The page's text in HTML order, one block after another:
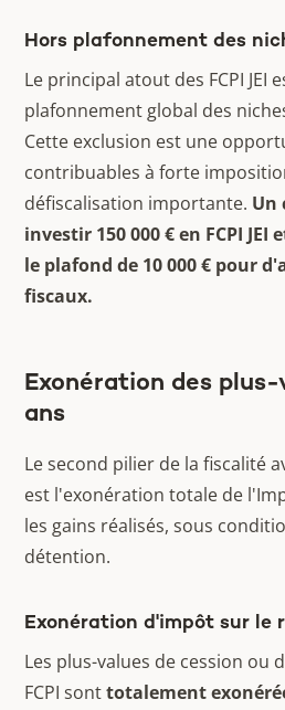
Hors plafonnement des
Le principal atout des FCPI JEI
plafonnement global des
Cette exclusion est une
contribuables à forte
défiscalisation importante. Un
investir 150 000 € en FCPI
le plafond de 10 000 € pour
fiscaux.
Exonération des plus-
ans
Le second pilier de la fiscalité
est l'exonération totale de
les gains réalisés, sous
détention.
Exonération d'impôt sur le
Les plus-values de cession ou
FCPI sonttotalement